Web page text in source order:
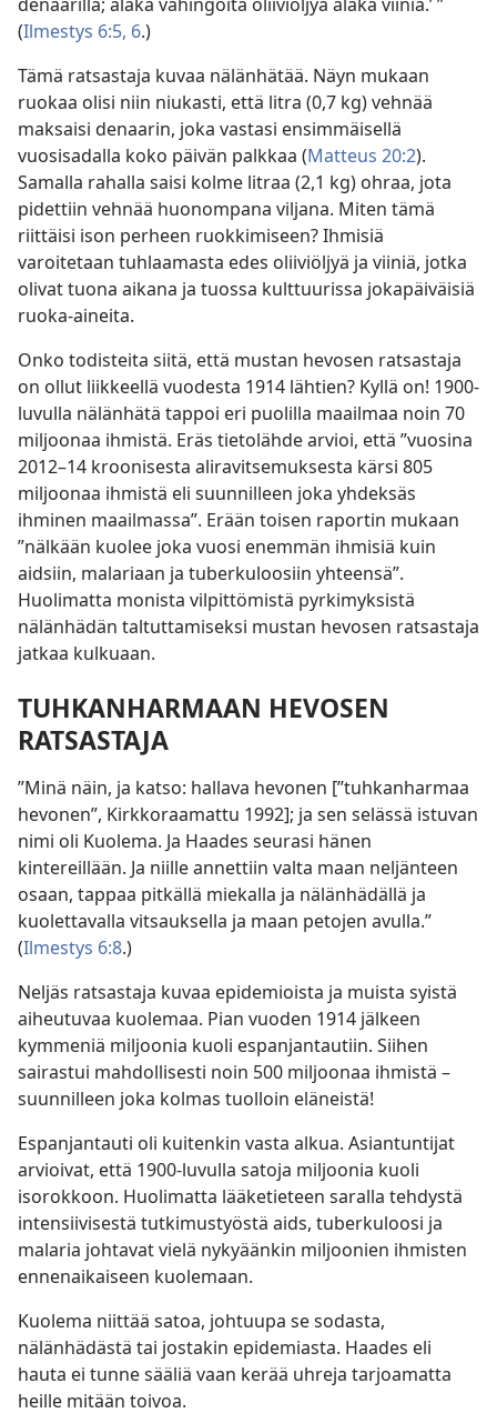
(Ilmestys 6:5, 6.)
Tämä ratsastaja kuvaa nälänhätää. Näyn mukaan
ruokaa olisi niin niukasti, että litra (0,7 kg) vehnää
maksaisi denaarin, joka vastasi ensimmäisellä
vuosisadalla koko päivän palkkaa (Matteus 20:2).
Samalla rahalla saisi kolme litraa (2,1 kg) ohraa, jota
pidettiin vehnää huonompana viljana. Miten tämä
riittäisi ison perheen ruokkimiseen? Ihmisiä
varoitetaan tuhlaamasta edes oliiviöljyä ja viiniä, jotka
olivat tuona aikana ja tuossa kulttuurissa jokapäiväisiä
ruoka-aineita.
Onko todisteita siitä, että mustan hevosen ratsastaja
on ollut liikkeellä vuodesta 1914 lähtien? Kyllä on! 1900-
luvulla nälänhätä tappoi eri puolilla maailmaa noin 70
miljoonaa ihmistä. Eräs tietolähde arvioi, että ”vuosina
2012–14 kroonisesta aliravitsemuksesta kärsi 805
miljoonaa ihmistä eli suunnilleen joka yhdeksäs
ihminen maailmassa”. Erään toisen raportin mukaan
”nälkään kuolee joka vuosi enemmän ihmisiä kuin
aidsiin, malariaan ja tuberkuloosiin yhteensä”.
Huolimatta monista vilpittömistä pyrkimyksistä
nälänhädän taltuttamiseksi mustan hevosen ratsastaja
jatkaa kulkuaan.
TUHKANHARMAAN HEVOSEN
RATSASTAJA
”Minä näin, ja katso: hallava hevonen [”tuhkanharmaa
hevonen”, Kirkkoraamattu 1992]; ja sen selässä istuvan
nimi oli Kuolema. Ja Haades seurasi hänen
kintereillään. Ja niille annettiin valta maan neljänteen
osaan, tappaa pitkällä miekalla ja nälänhädällä ja
kuolettavalla vitsauksella ja maan petojen avulla.”
(Ilmestys 6:8.)
Neljäs ratsastaja kuvaa epidemioista ja muista syistä
aiheutuvaa kuolemaa. Pian vuoden 1914 jälkeen
kymmeniä miljoonia kuoli espanjantautiin. Siihen
sairastui mahdollisesti noin 500 miljoonaa ihmistä –
suunnilleen joka kolmas tuolloin eläneistä!
Espanjantauti oli kuitenkin vasta alkua. Asiantuntijat
arvioivat, että 1900-luvulla satoja miljoonia kuoli
isorokkoon. Huolimatta lääketieteen saralla tehdystä
intensiivisestä tutkimustyöstä aids, tuberkuloosi ja
malaria johtavat vielä nykyäänkin miljoonien ihmisten
ennenaikaiseen kuolemaan.
Kuolema niittää satoa, johtuupa se sodasta,
nälänhädästä tai jostakin epidemiasta. Haades eli
hauta ei tunne sääliä vaan kerää uhreja tarjoamatta
heille mitään toivoa.